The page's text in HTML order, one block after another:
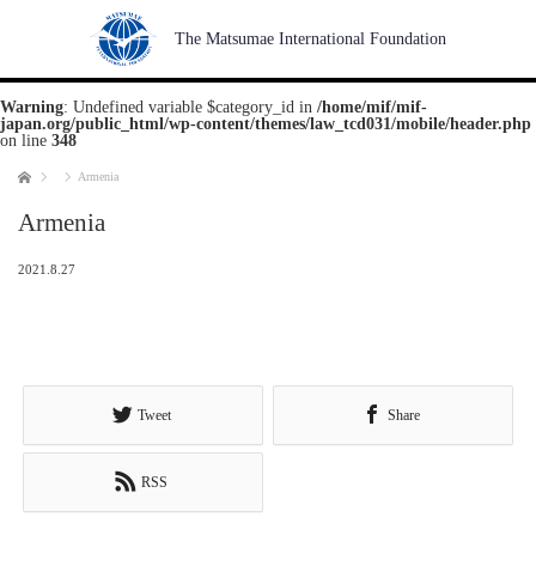
The Matsumae International Foundation
Warning: Undefined variable $category_id in /home/mif/mif-
japan.org/public_html/wp-content/themes/law_tcd031/mobile/header.php
on line 348
Home Armenia
Armenia
2021.8.27
Tweet Share
RSS